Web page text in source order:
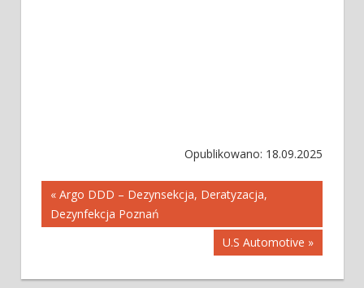
Opublikowano: 18.09.2025
Nawigacja
wpisu
« Argo DDD – Dezynsekcja, Deratyzacja,
Dezynfekcja Poznań
U.S Automotive »